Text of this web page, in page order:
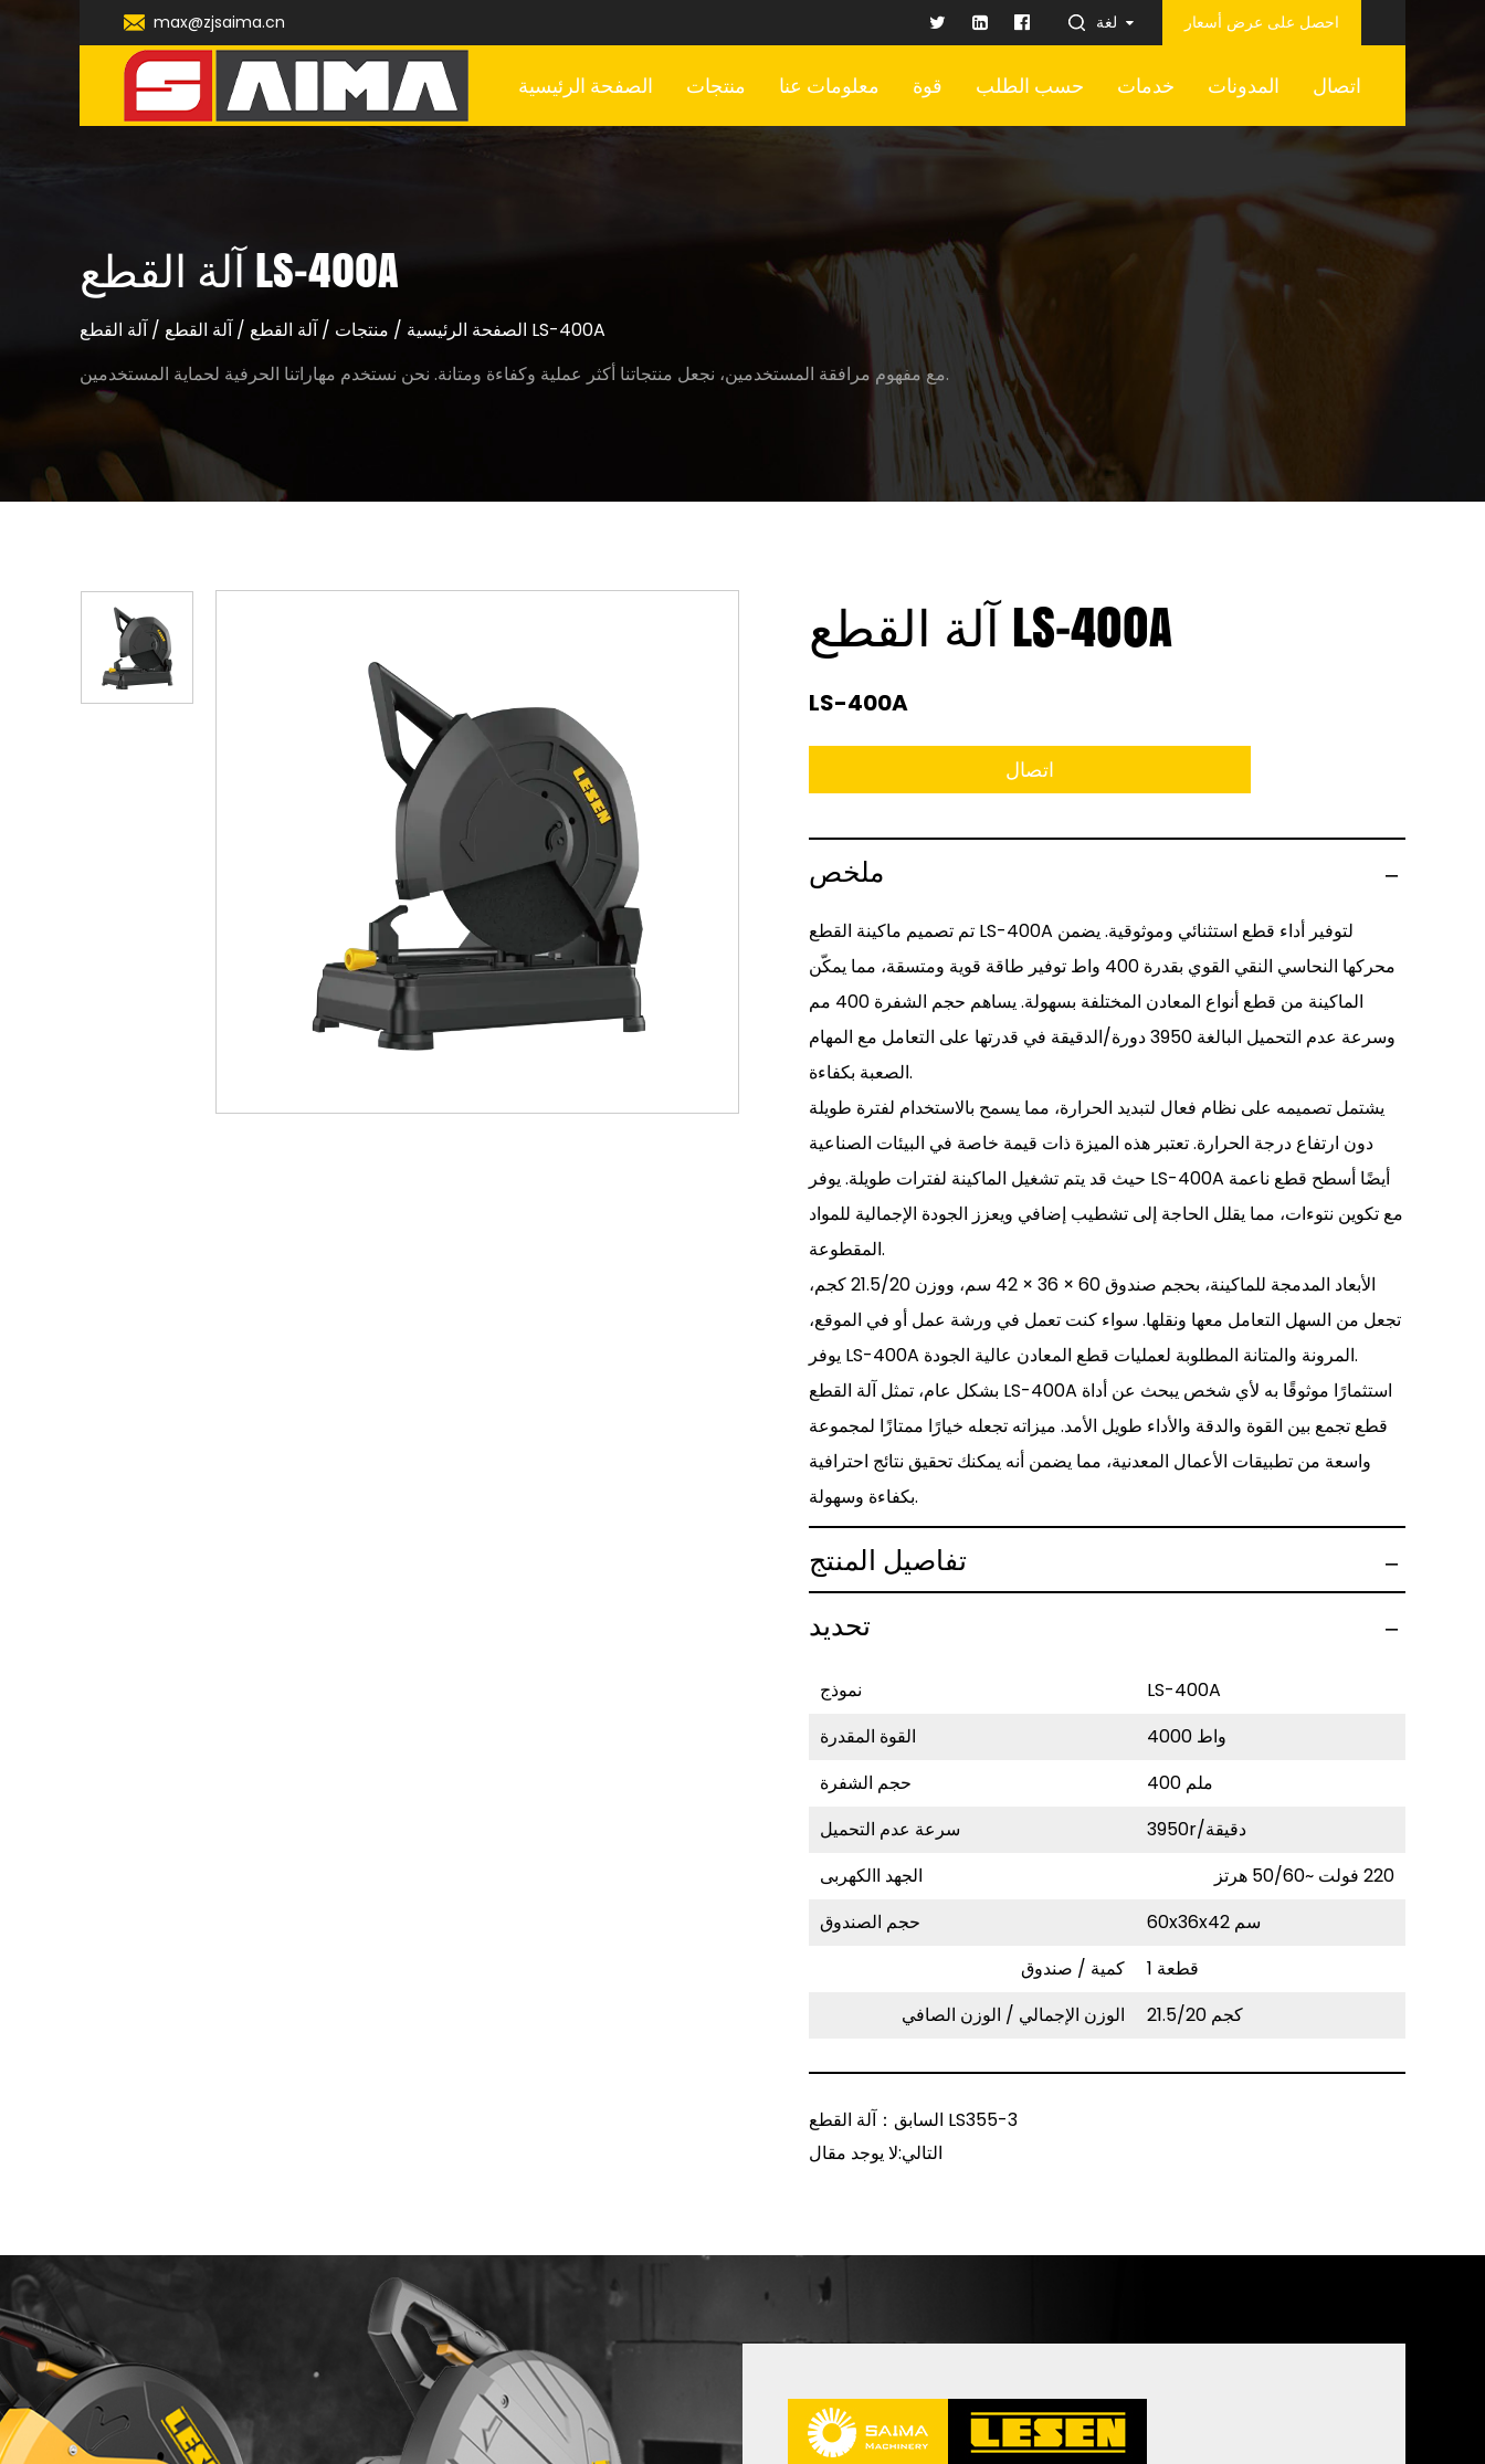
max@zjsaima.cn لغة احصل على عرض أسعار
الصفحة الرئيسية منتجات معلومات عنا قوة حسب الطلب خدمات المدونات اتصال
آلة القطع LS-400A
الصفحة الرئيسية / منتجات / آلة القطع / آلة القطع /
آلة القطع LS-400A
مع مفهوم مرافقة المستخدمين، نجعل منتجاتنا أكثر عملية وكفاءة ومتانة. نحن نستخدم مهاراتنا الحرفية لحماية المستخدمين.
آلة القطع LS-400A
LS-400A
اتصال
ملخص
تم تصميم ماكينة القطع LS-400A لتوفير أداء قطع استثنائي وموثوقية. يضمن
محركها النحاسي النقي القوي بقدرة 400 واط توفير طاقة قوية ومتسقة، مما يمكّن
الماكينة من قطع أنواع المعادن المختلفة بسهولة. يساهم حجم الشفرة 400 مم
وسرعة عدم التحميل البالغة 3950 دورة/الدقيقة في قدرتها على التعامل مع المهام
الصعبة بكفاءة.
يشتمل تصميمه على نظام فعال لتبديد الحرارة، مما يسمح بالاستخدام لفترة طويلة
دون ارتفاع درجة الحرارة. تعتبر هذه الميزة ذات قيمة خاصة في البيئات الصناعية
حيث قد يتم تشغيل الماكينة لفترات طويلة. يوفر LS-400A أيضًا أسطح قطع ناعمة
مع تكوين نتوءات، مما يقلل الحاجة إلى تشطيب إضافي ويعزز الجودة الإجمالية للمواد
المقطوعة.
الأبعاد المدمجة للماكينة، بحجم صندوق 60 × 36 × 42 سم، ووزن 21.5/20 كجم،
تجعل من السهل التعامل معها ونقلها. سواء كنت تعمل في ورشة عمل أو في الموقع،
يوفر LS-400A المرونة والمتانة المطلوبة لعمليات قطع المعادن عالية الجودة.
بشكل عام، تمثل آلة القطع LS-400A استثمارًا موثوقًا به لأي شخص يبحث عن أداة
قطع تجمع بين القوة والدقة والأداء طويل الأمد. ميزاته تجعله خيارًا ممتازًا لمجموعة
واسعة من تطبيقات الأعمال المعدنية، مما يضمن أنه يمكنك تحقيق نتائج احترافية
بكفاءة وسهولة.
تفاصيل المنتج
تحديد
نموذج
LS-400A
القوة المقدرة
4000 واط
حجم الشفرة
400 ملم
سرعة عدم التحميل
3950r/دقيقة
الجهد االكهربى
220 فولت ~50/60
هرتز
حجم الصندوق
60x36x42 سم
كمية / صندوق
1 قطعة
الوزن الإجمالي / الوزن الصافي 21.5/20 كجم
السابق：آلة القطع LS355-3
التالي:لا يوجد مقال